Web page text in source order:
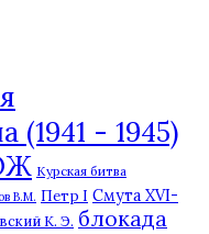
(1941 - 1945)
Курская битва
В.М. Петр I Смута XVI-
К. Э. блокада